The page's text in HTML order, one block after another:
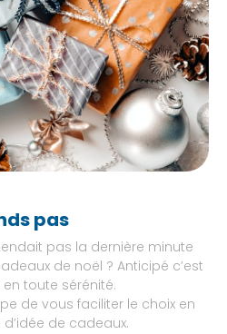
pas
pas la dernière minute
de noël ? Anticipé c’est
toute sérénité.
de vous faciliter le choix en
de cadeaux.